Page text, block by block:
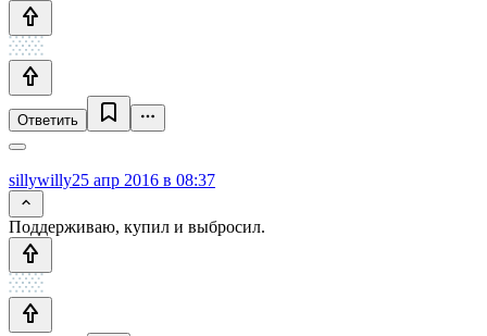
Ответить
sillywilly25 апр 2016 в 08:37
Поддерживаю, купил и выбросил.